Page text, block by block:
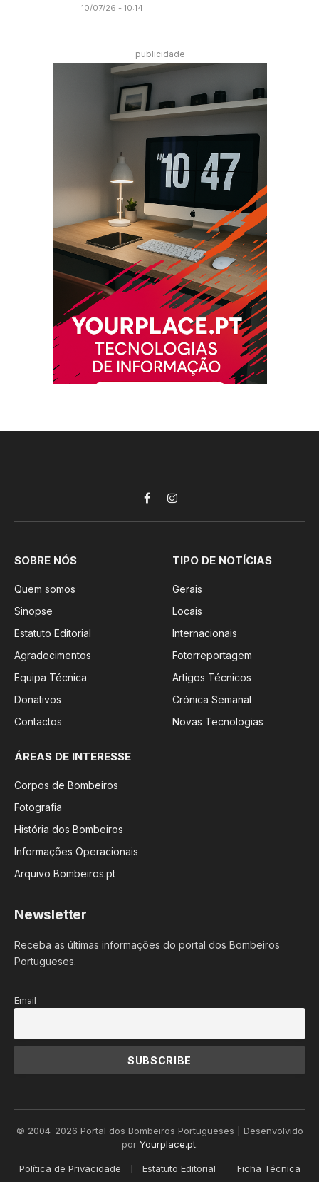
10/07/26 - 10:14
publicidade
FacebookInstagram
SOBRE NÓS
Quem somos
Sinopse
Estatuto Editorial
Agradecimentos
Equipa Técnica
Donativos
Contactos
TIPO DE NOTÍCIAS
Gerais
Locais
Internacionais
Fotorreportagem
Artigos Técnicos
Crónica Semanal
Novas Tecnologias
ÁREAS DE INTERESSE
Corpos de Bombeiros
Fotografia
História dos Bombeiros
Informações Operacionais
Arquivo Bombeiros.pt
Newsletter
Receba as últimas informações do portal dos Bombeiros
Portugueses.
Email
© 2004-2026 Portal dos Bombeiros Portugueses | Desenvolvido
por Yourplace.pt.
Política de Privacidade Estatuto Editorial Ficha Técnica